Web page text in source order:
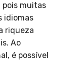
pois muitas
idiomas
riqueza
Ao
é possível